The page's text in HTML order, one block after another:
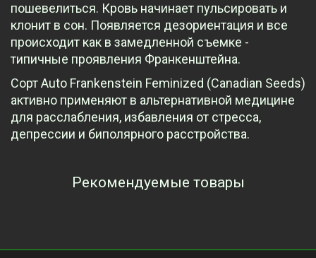
пошевелиться. Кровь начинает пульсировать и
клонит в сон. Появляется дезориентация и все
происходит как в замедленной съемке -
типичные проявления Франкенштейна.
Сорт Auto Frankenstein Feminized (Canadian Seeds)
активно применяют в альтернативной медицине
для расслабления, избавления от стресса,
депрессии и биполярного расстройства.
Рекомендуемые товары